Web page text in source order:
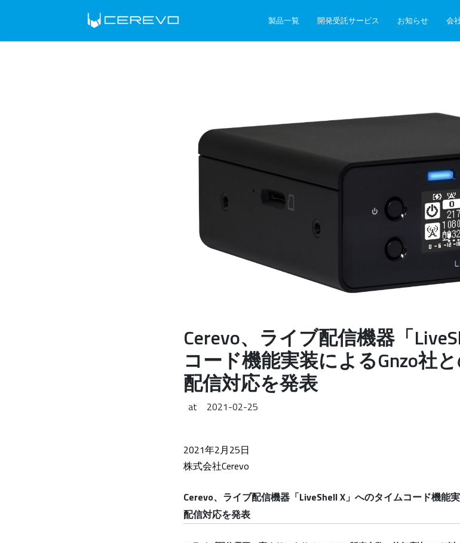
製品一覧 開発受託サービス お知らせ 会
Cerevo、ライブ配信機器「
コード機能実装によるGnzo社
配信対応を発表
at 2021-02-25
2021年2月25日
株式会社Cerevo
Cerevo、ライブ配信機器「LiveShell X」へのタイムコード機能
配信対応を発表